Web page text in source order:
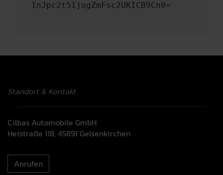
InJpc2t5IjogZmFsc2UKICB9Cn0=
Standort & Kontakt
Cilbas Automobile GmbH
Heistraße 118, 45891 Gelsenkirchen
Anrufen